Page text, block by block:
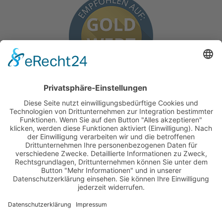
BEKANNT AUS
FACHZEITSCHRIFTEN WIE